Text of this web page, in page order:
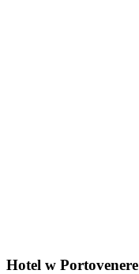
Hotel w Portovenere